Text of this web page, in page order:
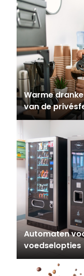
Warme
van de
Automaten
voedselopties